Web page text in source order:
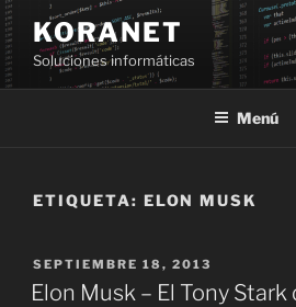
Saltar
al
contenido
KORANET
Soluciones informáticas
Menú
ETIQUETA: ELON MUSK
PUBLICADO
EL
SEPTIEMBRE 18, 2013
Elon Musk – El Tony